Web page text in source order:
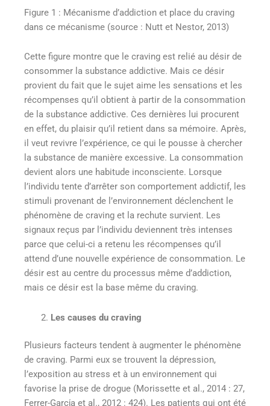
Figure 1 : Mécanisme d’addiction et place du craving
dans ce mécanisme (source : Nutt et Nestor, 2013)
Cette figure montre que le craving est relié au désir de
consommer la substance addictive. Mais ce désir
provient du fait que le sujet aime les sensations et les
récompenses qu’il obtient à partir de la consommation
de la substance addictive. Ces dernières lui procurent
en effet, du plaisir qu’il retient dans sa mémoire. Après,
il veut revivre l’expérience, ce qui le pousse à chercher
la substance de manière excessive. La consommation
devient alors une habitude inconsciente. Lorsque
l’individu tente d’arrêter son comportement addictif, les
stimuli provenant de l’environnement déclenchent le
phénomène de craving et la rechute survient. Les
signaux reçus par l’individu deviennent très intenses
parce que celui-ci a retenu les récompenses qu’il
attend d’une nouvelle expérience de consommation. Le
désir est au centre du processus même d’addiction,
mais ce désir est la base même du craving.
Les causes du craving
Plusieurs facteurs tendent à augmenter le phénomène
de craving. Parmi eux se trouvent la dépression,
l’exposition au stress et à un environnement qui
favorise la prise de drogue (Morissette et al., 2014 : 27,
Ferrer-Garcίa et al., 2012 : 424). Les patients qui ont été